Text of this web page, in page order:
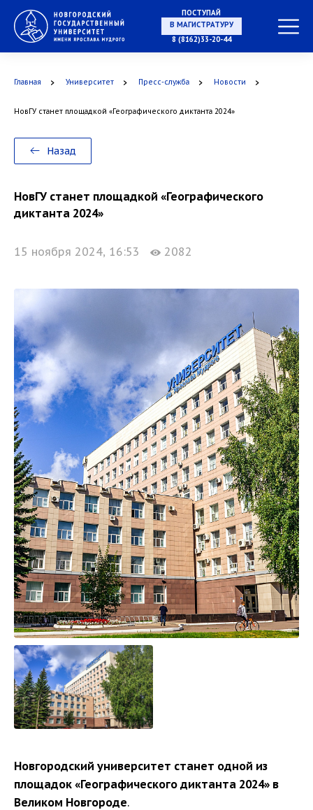
ПОСТУПАЙ
В МАГИСТРАТУРУ
8 (8162)33-20-44
Главная Университет Пресс-служба Новости
НовГУ станет площадкой «Географического диктанта 2024»
Назад
НовГУ станет площадкой «Географического
диктанта 2024»
15 ноября 2024, 16:53 2082
Новгородский университет станет одной из
площадок «Географического диктанта 2024» в
Великом Новгороде.